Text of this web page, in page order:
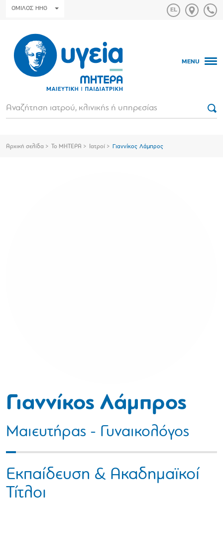
ΟΜΙΛΟΣ HHG
MENU
Αρχική σελίδα Το ΜΗΤΕΡΑ Ιατροί Γιαννίκος Λάμπρος
Γιαννίκος Λάμπρος
Μαιευτήρας - Γυναικολόγος
Εκπαίδευση & Ακαδημαϊκοί
Τίτλοι